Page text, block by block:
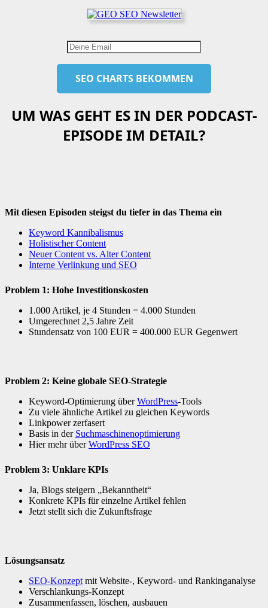
UM WAS GEHT ES IN DER PODCAST-
EPISODE IM DETAIL?
Mit diesen Episoden steigst du tiefer in das Thema ein
Keyword Kannibalismus
Holistischer Content
Neuer Content vs. Alter Content
Interne Verlinkung und SEO
Problem 1: Hohe Investitionskosten
1.000 Artikel, je 4 Stunden = 4.000 Stunden
Umgerechnet 2,5 Jahre Zeit
Stundensatz von 100 EUR = 400.000 EUR Gegenwert
Problem 2: Keine globale SEO-Strategie
Keyword-Optimierung überWordPress-Tools
Zu viele ähnliche Artikel zu gleichen Keywords
Linkpower zerfasert
Basis in der Suchmaschinenoptimierung
Hier mehr überWordPress SEO
Problem 3: Unklare KPIs
Ja, Blogs steigern „Bekanntheit“
Konkrete KPIs für einzelne Artikel fehlen
Jetzt stellt sich die Zukunftsfrage
Lösungsansatz
SEO-Konzept mit Website-, Keyword- und Rankinganalyse
Verschlankungs-Konzept
Zusammenfassen, löschen, ausbauen